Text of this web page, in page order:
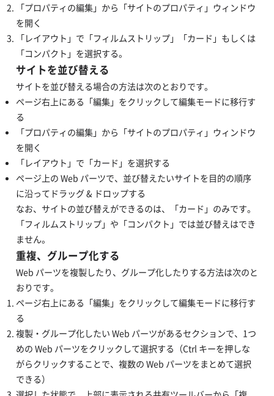
「プロパティの編集」から「サイトのプロパティ」ウィンドウ
を開く
「レイアウト」で「フィルムストリップ」「カード」もしくは
「コンパクト」を選択する。
サイトを並び替える
サイトを並び替える場合の方法は次のとおりです。
ページ右上にある「編集」をクリックして編集モードに移行す
る
「プロパティの編集」から「サイトのプロパティ」ウィンドウ
を開く
「レイアウト」で「カード」を選択する
ページ上の Web パーツで、並び替えたいサイトを目的の順序
に沿ってドラッグ & ドロップする
なお、サイトの並び替えができるのは、「カード」のみです。
「フィルムストリップ」や「コンパクト」では並び替えはでき
ません。
重複、グループ化する
Web パーツを複製したり、グループ化したりする方法は次のと
おりです。
ページ右上にある「編集」をクリックして編集モードに移行す
る
複製・グループ化したい Web パーツがあるセクションで、1つ
めの Web パーツをクリックして選択する（Ctrl キーを押しな
がらクリックすることで、複数の Web パーツをまとめて選択
できる）